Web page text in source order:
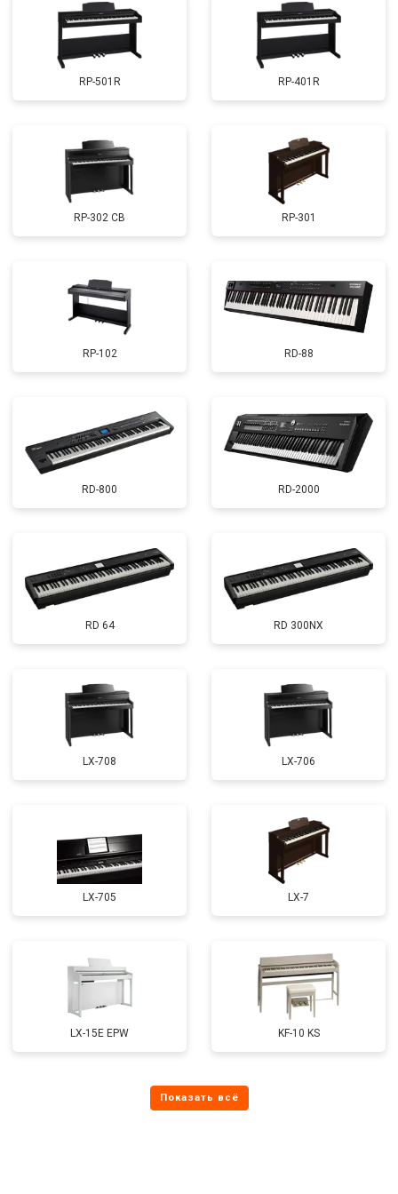
RP-501R RP-401R
RP-302 CB RP-301
RP-102 RD-88
RD-800 RD-2000
RD 64 RD 300NX
LX-708 LX-706
LX-705 LX-7
LX-15E EPW KF-10 KS